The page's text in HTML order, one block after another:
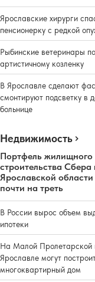
Ярославские хирурги
пенсионерку с редкой
Рыбинские ветеринары
артистичному козленку
В Ярославле сделают
смонтируют подсветку в
больнице
Недвижимость
Портфель жилищного
строительства Сбера
Ярославской
почти на треть
В России вырос объем
ипотеки
На Малой Пролетарской
Ярославле могут
многоквартирный дом